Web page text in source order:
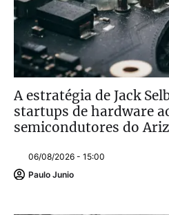
A estratégia de Jack
startups de hardware
semicondutores do
06/08/2026 - 15:00
Paulo Junio